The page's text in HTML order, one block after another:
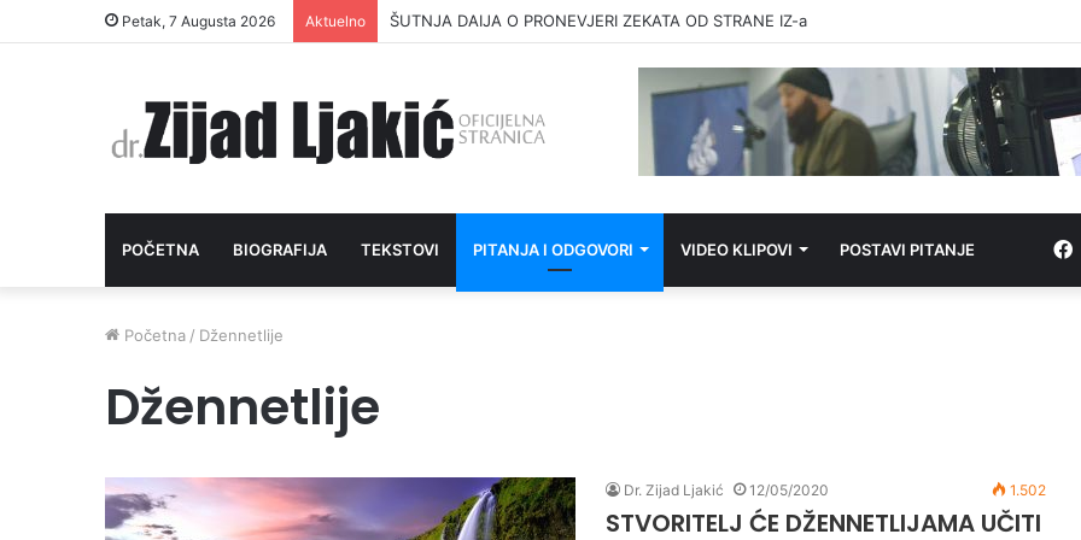
Petak, 7 Augusta 2026 Aktuelno ŠUTNJA DAIJA O PRONEVJERI ZEKATA OD STRANE IZ-a
POČETNA BIOGRAFIJA TEKSTOVI PITANJA I ODGOVORI VIDEO KLIPOVI POSTAVI PITANJE
Početna / Džennetlije
Džennetlije
Dr. Zijad Ljakić 12/05/2020 1.502
STVORITELJ ĆE DŽENNETLIJAMA UČITI